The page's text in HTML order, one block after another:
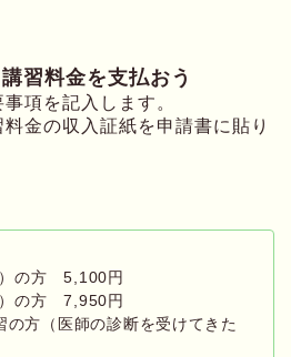
習料金を支払おう
項を記入します。
金の収入証紙を申請書に貼り
）の方 5,100円
）の方 7,950円
の方（医師の診断を受けてきた